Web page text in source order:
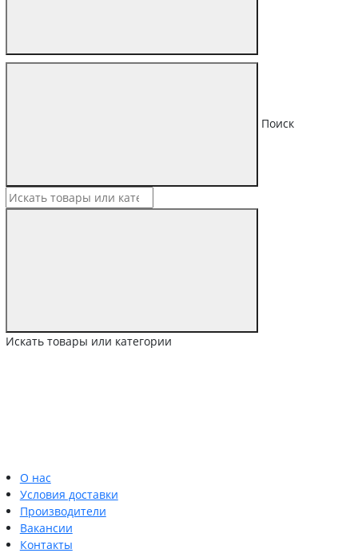
Поиск
Искать товары или категории
О нас
Условия доставки
Производители
Вакансии
Контакты